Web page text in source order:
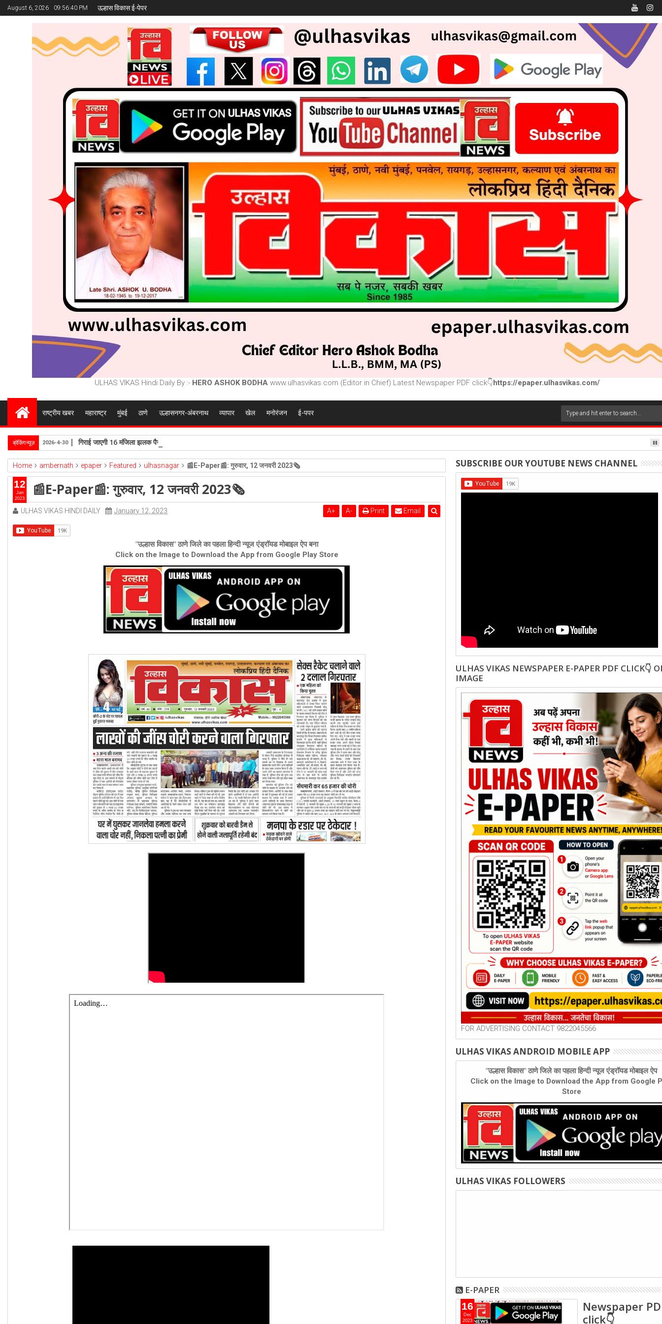
August 6, 2026 09:56:41 PM उल्हास विकास ई-पेपर
ULHAS VIKAS Hindi Daily By :- HERO ASHOK BODHA www.ulhasvikas.com (Editor in Chief) Latest Newspaper PDF click👇https://epaper.ulhasvikas.com/
राष्ट्रीय खबर महाराष्ट्र मुंबई ठाणे उल्हासनगर-अंबरनाथ व्यापार खेल मनोरंजन ई-पपर
ब्रेकिंग न्यूज़ गिराई जाएगी 16 मंजिला झलक पैराडाइज
2026-4-30
Home ambernath epaper Featured ulhasnagar 📰E-Paper📰: गुरुवार, 12 जनवरी 2023🗞
📰E-Paper📰: गुरुवार, 12 जनवरी 2023🗞
ULHAS VIKAS HINDI DAILY January 12, 2023 A+ A- Print Email
"उल्हास विकास" ठाणे जिले का पहला हिन्दी न्यूज एंड्रॉयड मोबाइल ऐप बना
Click on the Image to Download the App from Google Play Store
12
Jan
2023
SUBSCRIBE OUR YOUTUBE NEWS CHANNEL
ULHAS VIKAS NEWSPAPER E-PAPER PDF CLICK👇
IMAGE
FOR ADVERTISING CONTACT 9822045566
ULHAS VIKAS ANDROID MOBILE APP
"उल्हास विकास" ठाणे जिले का पहला हिन्दी न्यूज एंड्रॉयड मोबाइल ऐप
Click on the Image to Download the App from Google
Store
ULHAS VIKAS FOLLOWERS
E-PAPER
16
Dec
2023
Newspaper
click👇